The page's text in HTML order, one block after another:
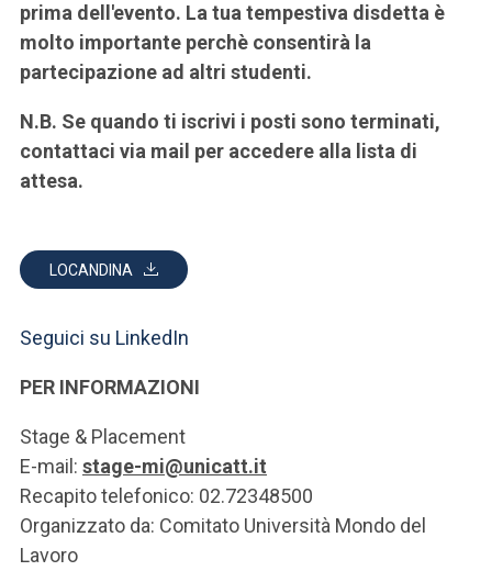
prima dell'evento. La tua tempestiva disdetta è
molto importante perchè consentirà la
partecipazione ad altri studenti.
N.B. Se quando ti iscrivi i posti sono terminati,
contattaci via mail per accedere alla lista di
attesa.
LOCANDINA
Seguici su LinkedIn
PER INFORMAZIONI
Stage & Placement
E-mail: stage-mi@unicatt.it
Recapito telefonico: 02.72348500
Organizzato da: Comitato Università Mondo del
Lavoro